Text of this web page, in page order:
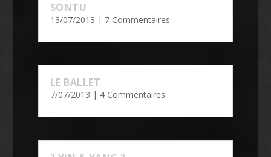
SONTU
13/07/2013 | 7 Commentaires
LE BALLET
7/07/2013 | 4 Commentaires